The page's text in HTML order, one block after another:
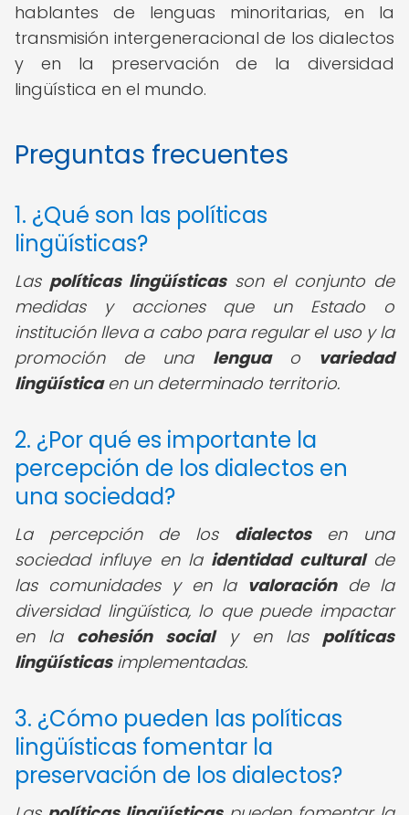
hablantes de lenguas minoritarias, en la
transmisión intergeneracional de los dialectos
y en la preservación de la diversidad
lingüística en el mundo.
Preguntas frecuentes
1. ¿Qué son las políticas
lingüísticas?
Las políticas lingüísticasson el conjunto de
medidas y acciones que un Estado o
institución lleva a cabo para regular el uso y la
promoción de una lenguao variedad
lingüísticaen un determinado territorio.
2. ¿Por qué es importante la
percepción de los dialectos en
una sociedad?
La percepción de los dialectosen una
sociedad influye en la identidad culturalde
las comunidades y en la valoraciónde la
diversidad lingüística, lo que puede impactar
en la cohesión socialy en las políticas
lingüísticasimplementadas.
3. ¿Cómo pueden las políticas
lingüísticas fomentar la
preservación de los dialectos?